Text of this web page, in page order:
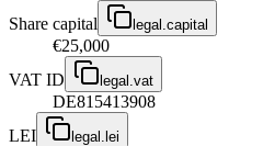
Share capital
legal.capital
€25,000
VAT ID
legal.vat
DE815413908
LEI
legal.lei